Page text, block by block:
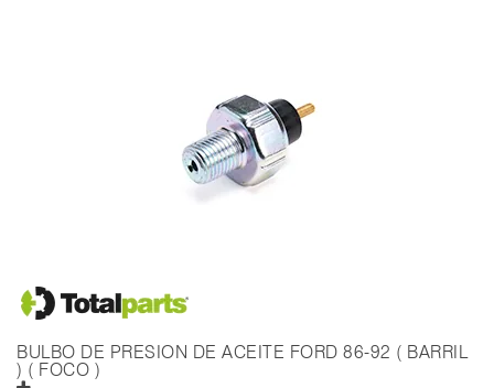
BULBO DE PRESION DE ACEITE FORD 86-92 ( BARRIL
) ( FOCO )